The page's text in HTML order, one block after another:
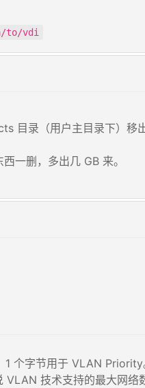
to/vdi
目录（用户主目录下）移
一删，多出几 GB 来。
个字节用于 VLAN Priority
技术支持的最大网络